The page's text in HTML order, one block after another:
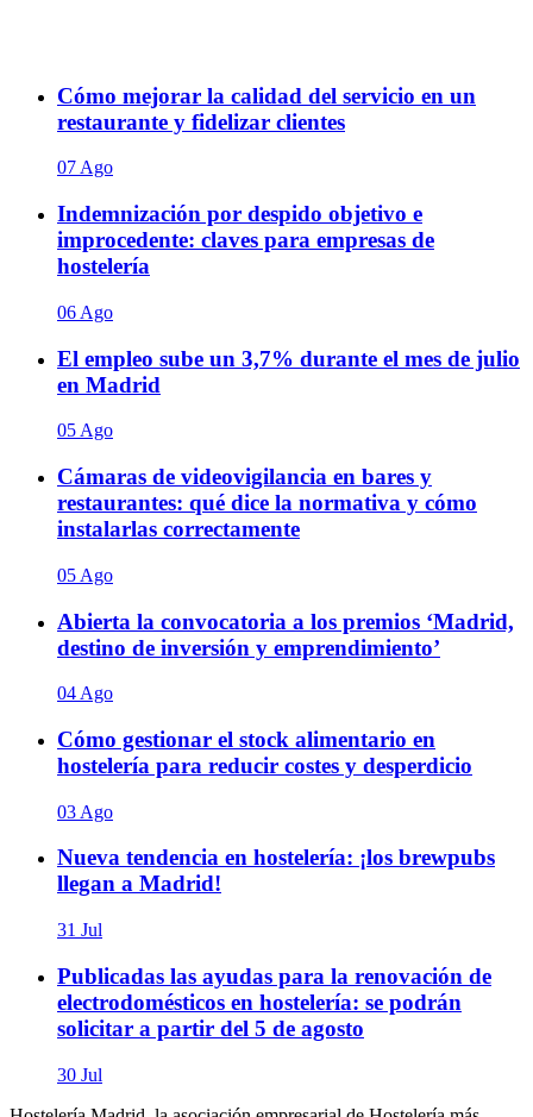
Cómo mejorar la calidad del servicio en un
restaurante y fidelizar clientes
07 Ago
Indemnización por despido objetivo e
improcedente: claves para empresas de
hostelería
06 Ago
El empleo sube un 3,7% durante el mes de julio
en Madrid
05 Ago
Cámaras de videovigilancia en bares y
restaurantes: qué dice la normativa y cómo
instalarlas correctamente
05 Ago
Abierta la convocatoria a los premios ‘Madrid,
destino de inversión y emprendimiento’
04 Ago
Cómo gestionar el stock alimentario en
hostelería para reducir costes y desperdicio
03 Ago
Nueva tendencia en hostelería: ¡los brewpubs
llegan a Madrid!
31 Jul
Publicadas las ayudas para la renovación de
electrodomésticos en hostelería: se podrán
solicitar a partir del 5 de agosto
30 Jul